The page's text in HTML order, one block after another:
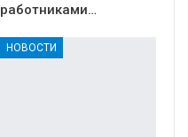
работниками…
НОВОСТИ